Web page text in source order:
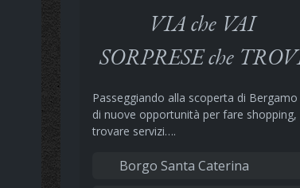
VIA che VAI
SORPRESE che
Passeggiando alla scoperta di Bergamo
di nuove opportunità per fare shopping,
trovare servizi….
Borgo Santa Caterina